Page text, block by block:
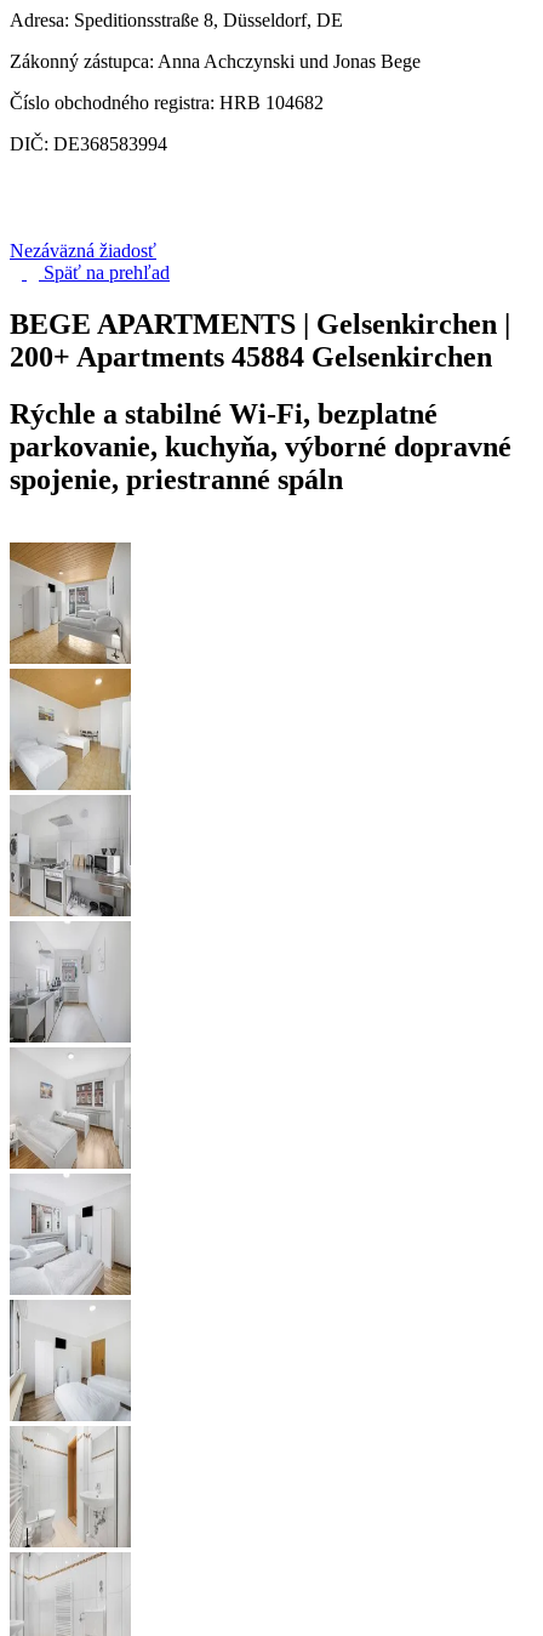
Adresa: Speditionsstraße 8, Düsseldorf, DE
Zákonný zástupca: Anna Achczynski und Jonas Bege
Číslo obchodného registra: HRB 104682
DIČ: DE368583994
Nezáväzná žiadosť
Späť na prehľad
BEGE APARTMENTS | Gelsenkirchen |
200+ Apartments 45884 Gelsenkirchen
Rýchle a stabilné Wi-Fi, bezplatné
parkovanie, kuchyňa, výborné dopravné
spojenie, priestranné spáln